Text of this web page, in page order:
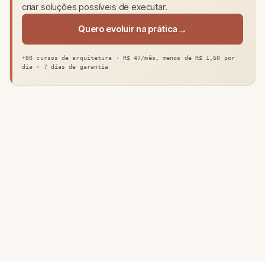
criar soluções possíveis de executar.
Quero evoluir na prática
+80 cursos de arquitetura · R$ 47/mês, menos de R$ 1,60 por
dia · 7 dias de garantia